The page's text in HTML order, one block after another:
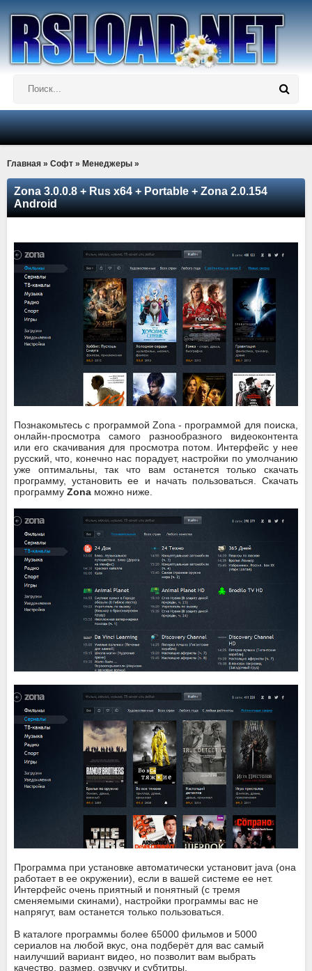
Главная » Софт » Менеджеры »
Zona 3.0.0.8 + Rus x64 + Portable + Zona 2.0.154
Android
Познакомьтесь с программой Zona - программой для поиска,
онлайн-просмотра самого разнообразного видеоконтента
или его скачивания для просмотра потом. Интерфейс у нее
русский, что, конечно нас порадует, настройки по умолчанию
уже оптимальны, так что вам останется только скачать
программу, установить ее и начать пользоваться. Скачать
программу Zona можно ниже.
Программа при установке автоматически установит java (она
работает в ее окружении), если в вашей системе ее нет.
Интерфейс очень приятный и понятный (с тремя
сменяемыми скинами), настройки программы вас не
напрягут, вам останется только пользоваться.
В каталоге программы более 65000 фильмов и 5000
сериалов на любой вкус, она подберёт для вас самый
наилучший вариант видео, но позволит вам выбрать
качество, размер, озвучку и субтитры.